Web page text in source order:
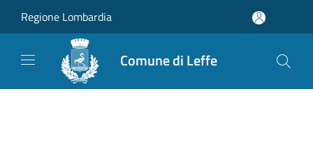
Regione Lombardia
Comune di Leffe